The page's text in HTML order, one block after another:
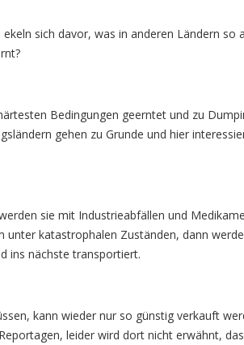
sich davor, was in anderen Ländern
Bedingungen geerntet und zu
gehen zu Grunde und hier
sie mit Industrieabfällen und
katastrophalen Zuständen, dann
ins nächste transportiert.
kann wieder nur so günstig verkauft
leider wird dort nicht erwähnt,